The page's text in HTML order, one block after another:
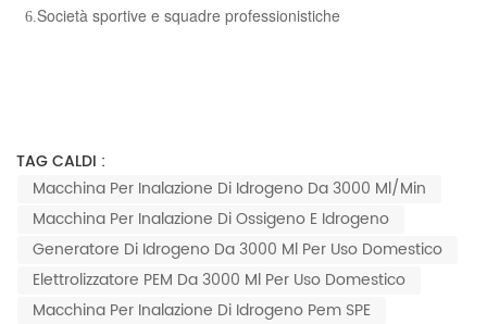
6.Società sportive e squadre professionistiche
TAG CALDI :
Macchina Per Inalazione Di Idrogeno Da 3000 Ml/min
Macchina Per Inalazione Di Ossigeno E Idrogeno
Generatore Di Idrogeno Da 3000 Ml Per Uso Domestico
Elettrolizzatore PEM Da 3000 Ml Per Uso Domestico
Macchina Per Inalazione Di Idrogeno Pem SPE